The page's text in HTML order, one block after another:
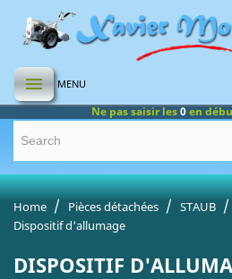
 MENU
Ne pas saisir les0en
Home Pièces détachées STAUB
Dispositif d'allumage
DISPOSITIF